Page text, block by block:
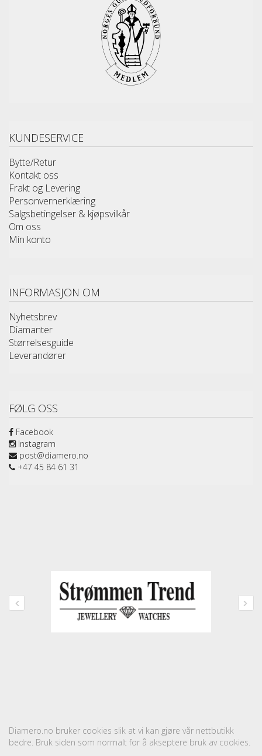
KUNDESERVICE
Bytte/Retur
Kontakt oss
Frakt og Levering
Personvernerklæring
Salgsbetingelser & kjøpsvilkår
Om oss
Min konto
INFORMASJON OM
Nyhetsbrev
Diamanter
Størrelsesguide
Leverandører
FØLG OSS
Facebook
Instagram
post@diamero.no
+47 45 84 61 31
Diamero.no bruker cookies slik at vi kan gjøre vår nettbutikk
bedre. Bruk siden som normalt for å akseptere bruk av cookies.